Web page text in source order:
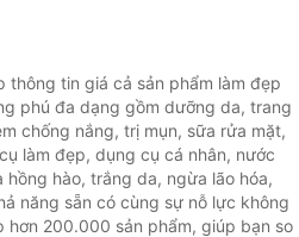
thông tin giá cả sản phẩm làm đẹp
phú đa dạng gồm dưỡng da, trang
chống nắng, trị mụn, sữa rửa mặt,
làm đẹp, dụng cụ cá nhân, nước
hồng hào, trắng da, ngừa lão hóa,
năng sẵn có cùng sự nỗ lực không
200.000 sản phẩm, giúp bạn so